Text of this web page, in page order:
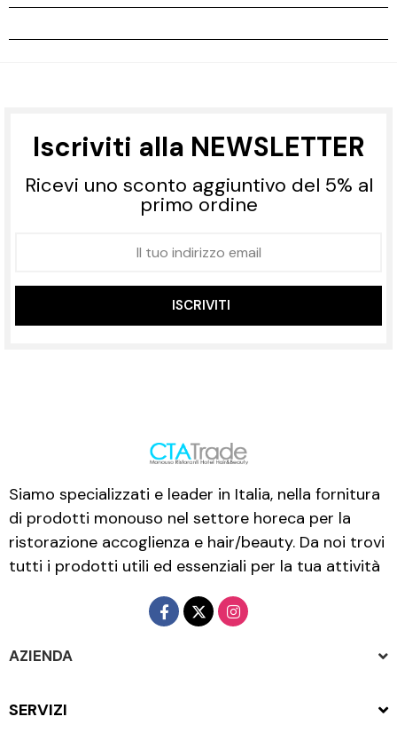
Iscriviti alla NEWSLETTER
Ricevi uno sconto aggiuntivo del 5% al
primo ordine
ISCRIVITI
Siamo specializzati e leader in Italia, nella fornitura
di prodotti monouso nel settore horeca per la
ristorazione accoglienza e hair/beauty. Da noi trovi
tutti i prodotti utili ed essenziali per la tua attività
AZIENDA
SERVIZI